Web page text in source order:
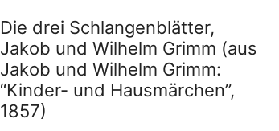
Die drei Schlangenblätter,
Jakob und Wilhelm Grimm (aus
Jakob und Wilhelm Grimm:
“Kinder- und Hausmärchen”,
1857)